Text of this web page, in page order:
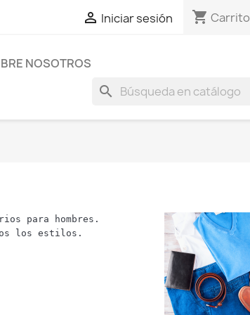
 Iniciar sesión shopping_cart Carrito
NOSOTROS
search
para hombres.
los estilos.